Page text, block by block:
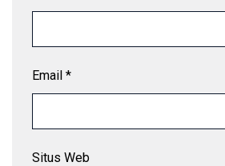
Email *
Situs Web